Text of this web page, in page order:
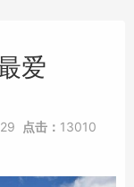
爱
点击： 13010